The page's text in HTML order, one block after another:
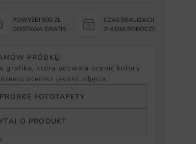
POWYŻEJ 500 ZŁ
DOSTAWA GRATIS
CZAS REALIZACJI
2-4 DNI ROBOCZE
PRÓBKĘ!
grafika, która pozwala ocenić kolory
ocenisz jakość zdjęcia.
FOTOTAPETY
O PRODUKT